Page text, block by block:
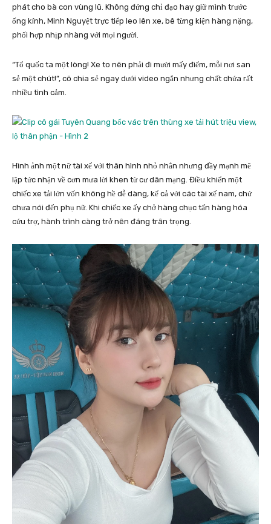
phát cho bà con vùng lũ. Không đứng chỉ đạo hay giữ mình trước
ống kính, Minh Nguyệt trực tiếp leo lên xe, bê từng kiện hàng nặng,
phối hợp nhịp nhàng với mọi người.
“Tổ quốc ta một lòng! Xe to nên phải đi mười mấy điểm, mỗi nơi san
sẻ một chút!”, cô chia sẻ ngay dưới video ngắn nhưng chất chứa rất
nhiều tình cảm.
Hình ảnh một nữ tài xế với thân hình nhỏ nhắn nhưng đầy mạnh mẽ
lập tức nhận về cơn mưa lời khen từ cư dân mạng. Điều khiển một
chiếc xe tải lớn vốn không hề dễ dàng, kể cả với các tài xế nam, chứ
chưa nói đến phụ nữ. Khi chiếc xe ấy chở hàng chục tấn hàng hóa
cứu trợ, hành trình càng trở nên đáng trân trọng.